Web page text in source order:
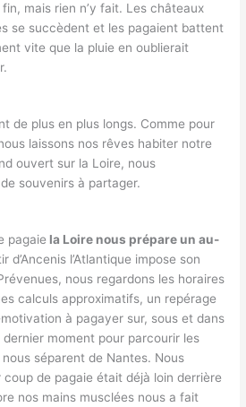
mais rien n’y fait. Les châteaux
se succèdent et les pagaient battent
vite que la pluie en oublierait
de plus en plus longs. Comme pour
laissons nos rêves habiter notre
ouvert sur la Loire, nous
souvenirs à partager.
pagaie la Loire nous prépare un au-
d’Ancenis l’Atlantique impose son
nous regardons les horaires
calculs approximatifs, un repérage
à pagayer sur, sous et dans
dernier moment pour parcourir les
séparent de Nantes. Nous
coup de pagaie était déjà loin derrière
nos mains musclées nous a fait